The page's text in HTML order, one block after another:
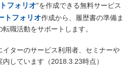
フォリオ"を作成できる無料サービス
トフォリオ作成から、履歴書の準備ま
職活動をサポートします。
ターのサービス利用者、セミナーや
しています（2018.3.23時点）